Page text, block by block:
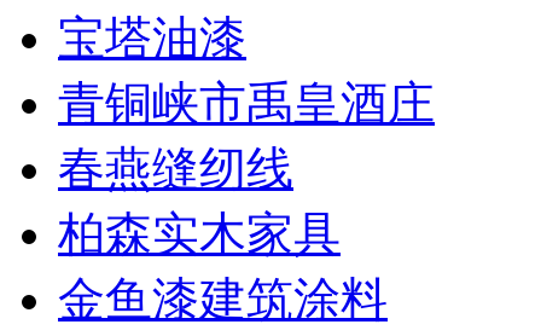
宝塔油漆
青铜峡市禹皇酒庄
春燕缝纫线
柏森实木家具
金鱼漆建筑涂料